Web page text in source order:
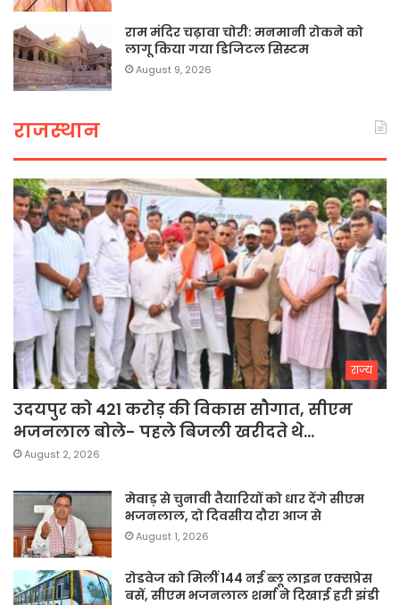
राम मंदिर चढ़ावा चोरी: मनमानी रोकने को
लागू किया गया डिजिटल सिस्टम
August 9, 2026
राजस्थान
राज्य
उदयपुर को 421 करोड़ की विकास सौगात, सीएम
भजनलाल बोले- पहले बिजली खरीदते थे…
August 2, 2026
मेवाड़ से चुनावी तैयारियों को धार देंगे सीएम
भजनलाल, दो दिवसीय दौरा आज से
August 1, 2026
रोडवेज को मिलीं 144 नई ब्लू लाइन एक्सप्रेस
बसें, सीएम भजनलाल शर्मा ने दिखाई हरी झंडी